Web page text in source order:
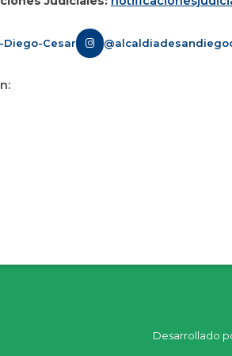
Diego-Cesar
Desarrollado